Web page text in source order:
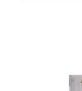
Über uns